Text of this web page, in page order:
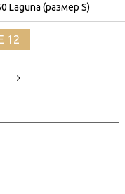
Laguna (размер S)
12